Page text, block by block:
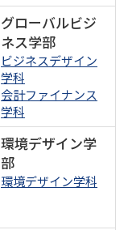
グローバルビジ
ネス学部
ビジネスデザイン
学科
会計ファイナンス
学科
環境デザイン学
部
環境デザイン学科